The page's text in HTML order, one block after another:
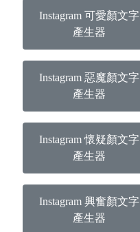
Instagram 可愛顏文字
產生器
Instagram 惡魔顏文字
產生器
Instagram 懷疑顏文字
產生器
Instagram 興奮顏文字
產生器